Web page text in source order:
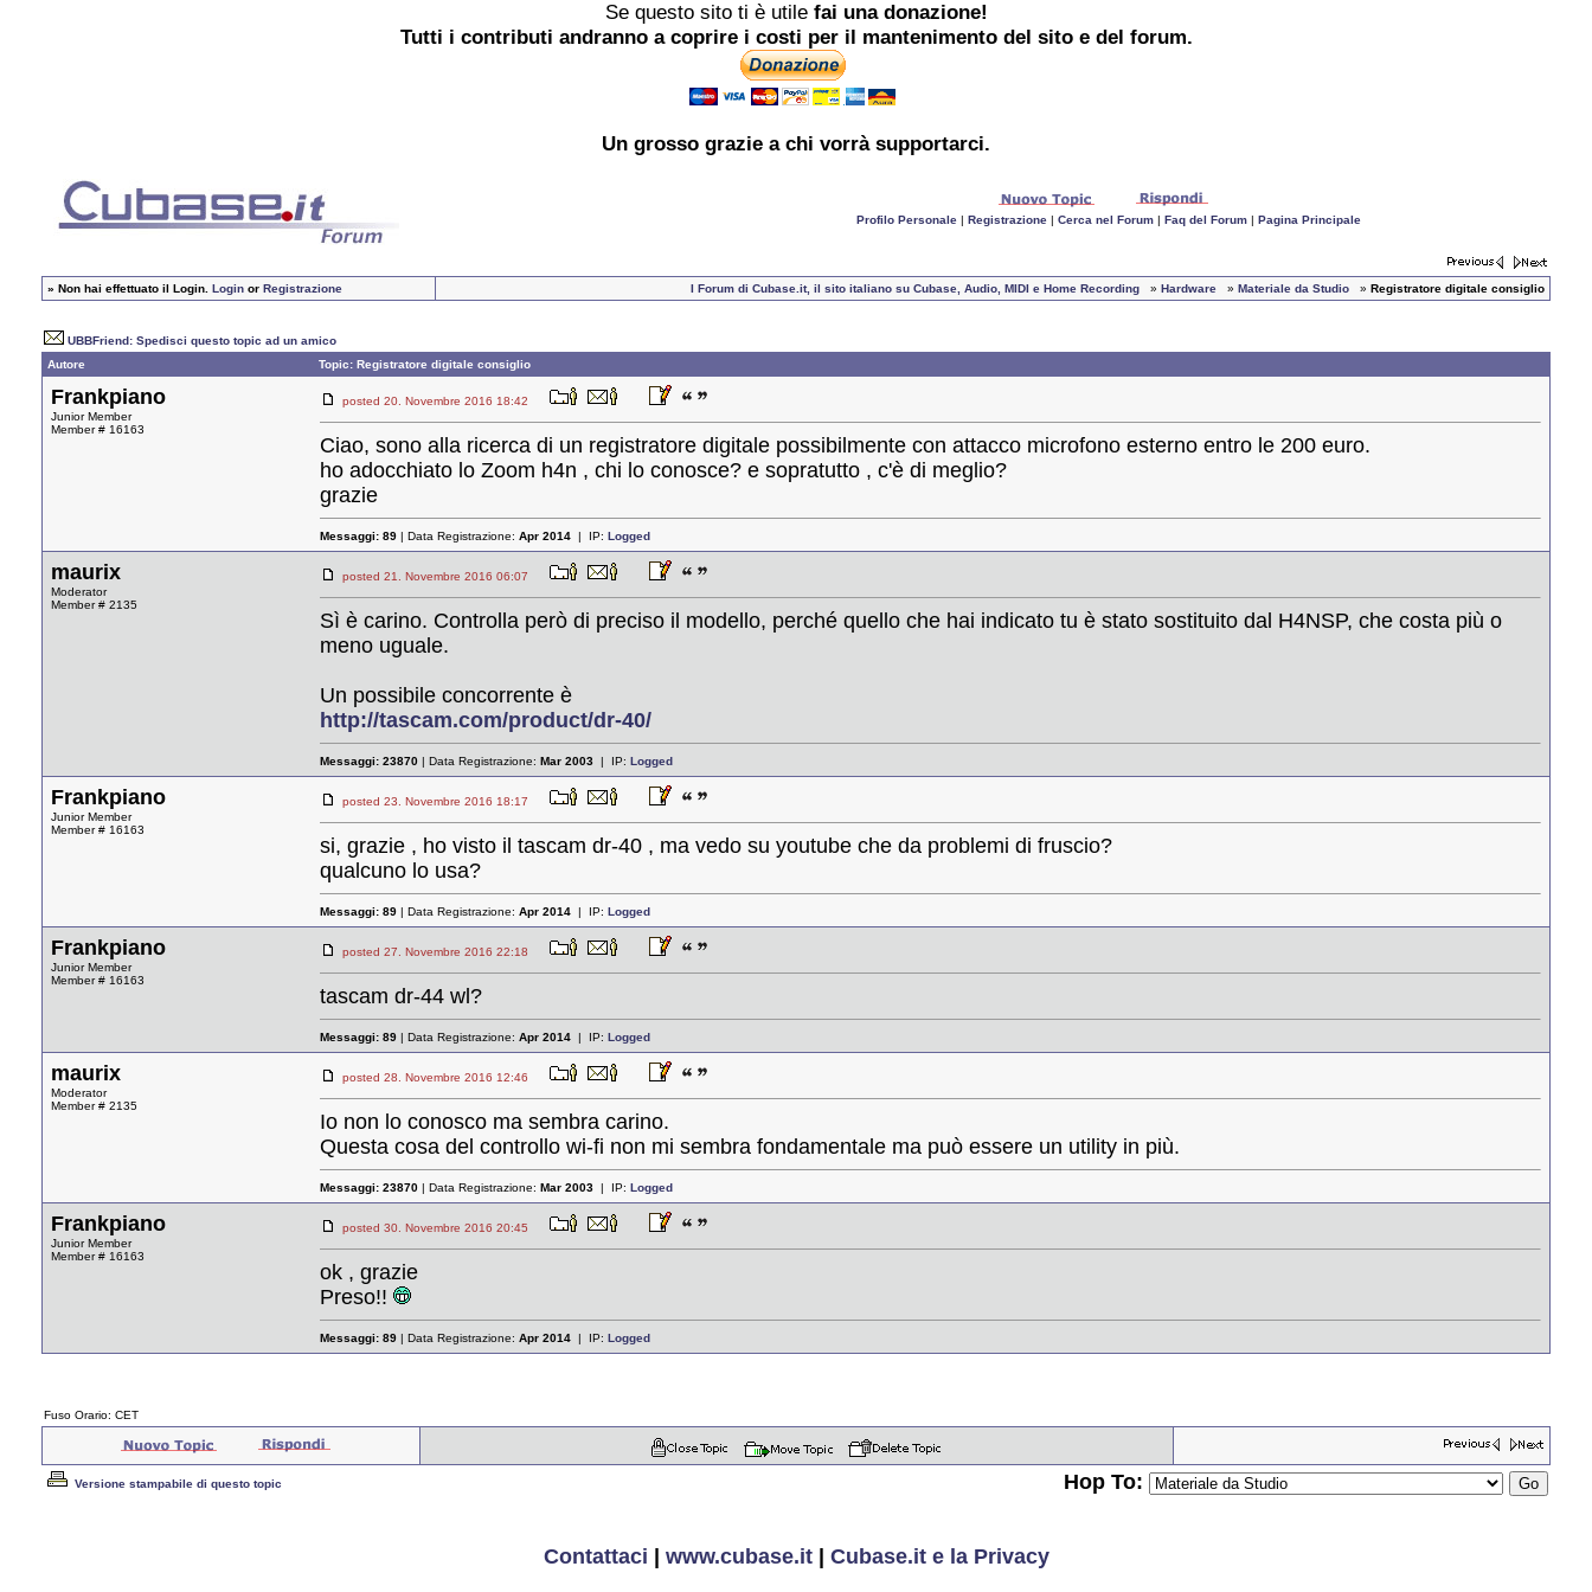
Se questo sito ti è utile fai una donazione!
Tutti i contributi andranno a coprire i costi per il mantenimento del sito e del forum.
Un grosso grazie a chi vorrà supportarci.
Profilo Personale| Registrazione| Cerca nel Forum| Faq del Forum| Pagina Principale
» Non hai effettuato il Login. Login or Registrazione I Forum di Cubase.it, il sito italiano su Cubase, Audio, MIDI e Home Recording » Hardware » Materiale da Studio » Registratore digitale consiglio
UBBFriend: Spedisci questo topic ad un amico
Autore
Topic: Registratore digitale consiglio
Frankpiano
Junior Member
Member # 16163
posted 20. Novembre 2016 18:42
Ciao, sono alla ricerca di un registratore digitale possibilmente con attacco microfono esterno entro le 200 euro.
ho adocchiato lo Zoom h4n , chi lo conosce? e sopratutto , c'è di meglio?
grazie
Messaggi: 89 | Data Registrazione: Apr 2014 | IP: Logged
maurix
Moderator
Member # 2135
posted 21. Novembre 2016 06:07
Sì è carino. Controlla però di preciso il modello, perché quello che hai indicato tu è stato sostituito dal H4NSP, che costa più o
meno uguale.
Un possibile concorrente è
http://tascam.com/product/dr-40/
Messaggi: 23870 | Data Registrazione: Mar 2003 | IP: Logged
Frankpiano
Junior Member
Member # 16163
posted 23. Novembre 2016 18:17
si, grazie , ho visto il tascam dr-40 , ma vedo su youtube che da problemi di fruscio?
qualcuno lo usa?
Messaggi: 89 | Data Registrazione: Apr 2014 | IP: Logged
Frankpiano
Junior Member
Member # 16163
posted 27. Novembre 2016 22:18
tascam dr-44 wl?
Messaggi: 89 | Data Registrazione: Apr 2014 | IP: Logged
maurix
Moderator
Member # 2135
posted 28. Novembre 2016 12:46
Io non lo conosco ma sembra carino.
Questa cosa del controllo wi-fi non mi sembra fondamentale ma può essere un utility in più.
Messaggi: 23870 | Data Registrazione: Mar 2003 | IP: Logged
Frankpiano
Junior Member
Member # 16163
posted 30. Novembre 2016 20:45
ok , grazie
Preso!!
Messaggi: 89 | Data Registrazione: Apr 2014 | IP: Logged
Fuso Orario: CET
Versione stampabile di questo topic Hop To:
Contattaci www.cubase.it| Cubase.it e la Privacy